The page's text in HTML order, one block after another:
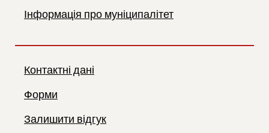
Інформація про муніципалітет
Контактні дані
Форми
Залишити відгук